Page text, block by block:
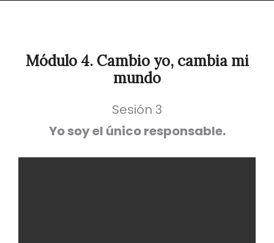
Módulo 4. Cambio yo, cambia mi
mundo
Sesión 3
Yo soy el único responsable.